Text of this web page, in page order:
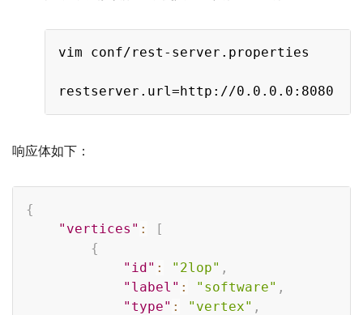
vim conf/rest-server.properties
响应体如下：
{
"vertices" :
[
{
"id" : "2lop" ,
"label" : "software" ,
"type" : "vertex" ,